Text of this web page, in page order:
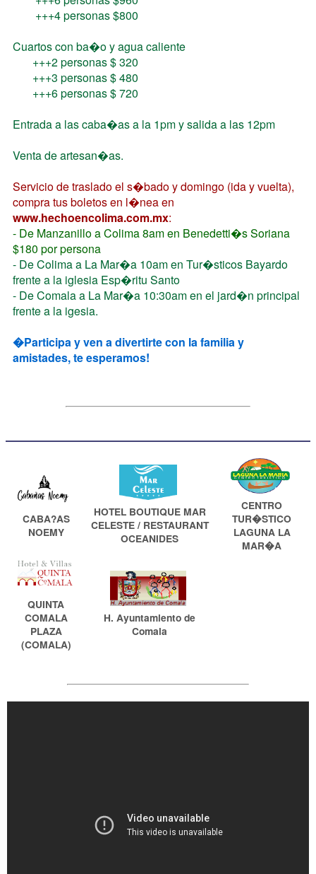
+++4 personas $800
Cuartos con ba�o y agua caliente
+++2 personas $ 320
+++3 personas $ 480
+++6 personas $ 720
Entrada a las caba�as a la 1pm y salida a las 12pm
Venta de artesan�as.
Servicio de traslado el s�bado y domingo (ida y vuelta),
compra tus boletos en l�nea en
www.hechoencolima.com.mx:
- De Manzanillo a Colima 8am en Benedetti�s Soriana
$180 por persona
- De Colima a La Mar�a 10am en Tur�sticos Bayardo
frente a la iglesia Esp�ritu Santo
- De Comala a La Mar�a 10:30am en el jard�n principal
frente a la igesia.
�Participa y ven a divertirte con la familia y
amistades, te esperamos!
CABA?AS
NOEMY
HOTEL BOUTIQUE MAR
CELESTE / RESTAURANT
OCEANIDES
CENTRO
TUR�STICO
LAGUNA LA
MAR�A
QUINTA
COMALA
PLAZA
(COMALA)
H. Ayuntamiento de
Comala